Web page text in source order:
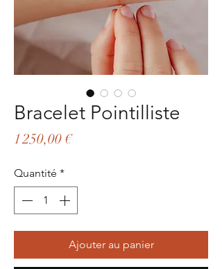
Bracelet Pointilliste
1 250,00 €Prix
Quantité *
Ajouter au panier